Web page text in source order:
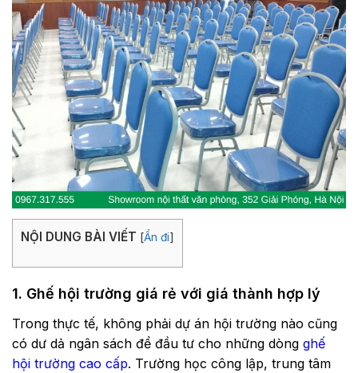
NỘI DUNG BÀI VIẾT [Ẩn đi]
1. Ghế hội trường giá rẻ với giá thành hợp lý
Trong thực tế, không phải dự án hội trường nào cũng
có dư dả ngân sách để đầu tư cho những dòng ghế
hội trường cao cấp. Trường học công lập, trung tâm